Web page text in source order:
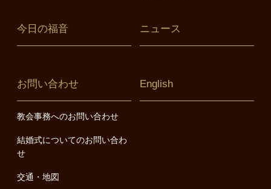
今日の福音 ニュース
お問い合わせ
教会事務へのお問い合わせ
結婚式についてのお問い合わ
せ
交通・地図
English